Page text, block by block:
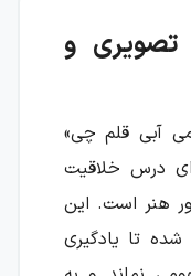
تصویری و
آبی قلم چی»
درس خلاقیت
هنر است. این
تا یادگیری